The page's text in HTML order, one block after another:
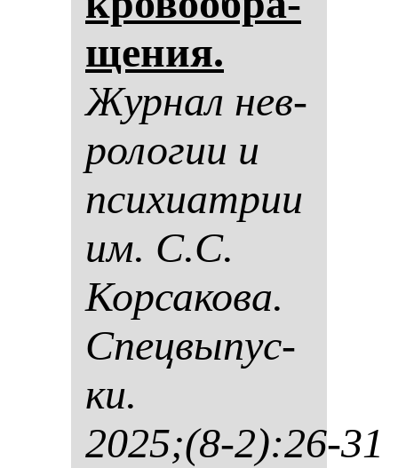
ще­ния.
Жур­нал нев­
ро­ло­гии и
пси­хи­ат­рии
им. С.С.
Кор­са­ко­ва.
Спец­вы­пус­
ки.
2025;(8-2):26-31